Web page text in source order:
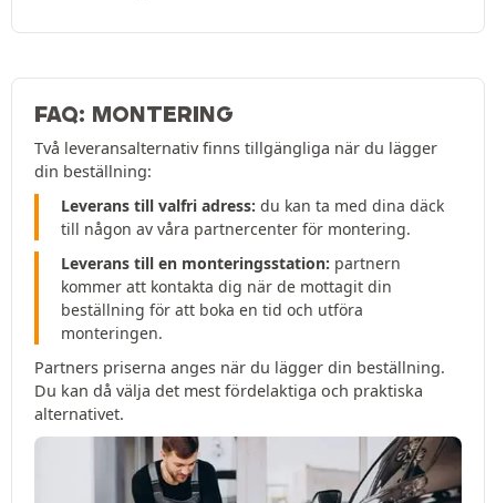
FAQ: MONTERING
Två leveransalternativ finns tillgängliga när du lägger
din beställning:
Leverans till valfri adress: du kan ta med dina däck
till någon av våra partnercenter för montering.
Leverans till en monteringsstation: partnern
kommer att kontakta dig när de mottagit din
beställning för att boka en tid och utföra
monteringen.
Partners priserna anges när du lägger din beställning.
Du kan då välja det mest fördelaktiga och praktiska
alternativet.